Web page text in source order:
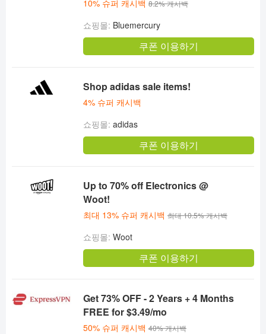
10% 슈퍼 캐시백 8.2% 캐시백
쇼핑몰: Bluemercury
쿠폰 이용하기
Shop adidas sale items!
4% 슈퍼 캐시백
쇼핑몰: adidas
쿠폰 이용하기
Up to 70% off Electronics @
Woot!
최대 13% 슈퍼 캐시백 최대 10.5% 캐시백
쇼핑몰: Woot
쿠폰 이용하기
Get 73% OFF - 2 Years + 4 Months
FREE for $3.49/mo
50% 슈퍼 캐시백 40% 캐시백